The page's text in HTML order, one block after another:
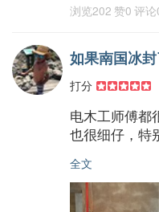
浏览202 赞0 评论
如果南国冰封
打分
电木工师傅都
也很细仔，特
全文